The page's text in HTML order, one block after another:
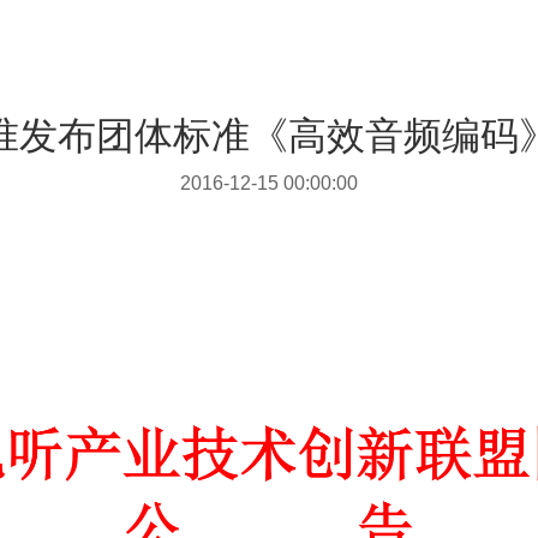
发布团体标准《高效音频编码
2016-12-15 00:00:00